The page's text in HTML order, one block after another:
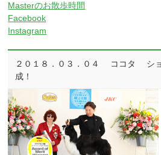
Masterのお散歩時間
Facebook
Instagram
２０１８．０３．０４ ココタ シ
成！